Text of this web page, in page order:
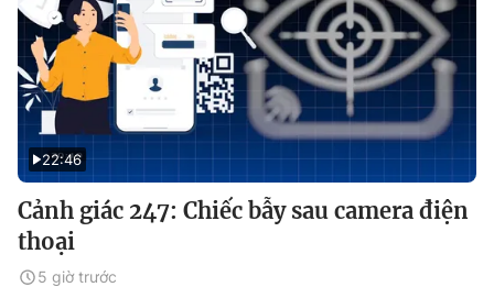
22:46
Cảnh giác 247: Chiếc bẫy sau camera điện
thoại
5 giờ trước